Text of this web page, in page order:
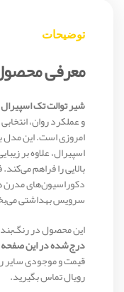
توضیحات
معرفی
شیر توالت تک اسپیرال
و عملکرد روان،
امروزی است. این مدل
اسپیرال، علاوه بر
بالایی را فراهم
دکوراسیون‌های
سرویس بهداشتی
این محصول در
درج‌شده در این
قیمت و موجودی سایر
رویال تماس بگیرید.